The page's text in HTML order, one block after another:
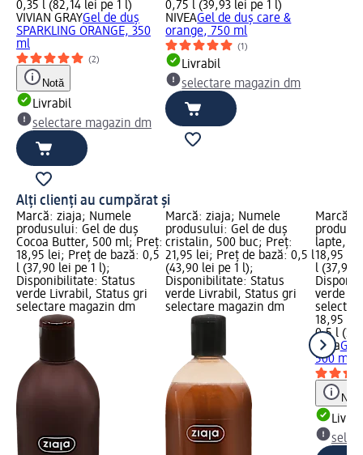
0,35 l (82,14 lei pe 1 l)
VIVIAN GRAYGel de duș
SPARKLING ORANGE, 350
ml
(2)
Notă
Livrabil
selectare magazin dm
0,75 l (39,93 lei pe 1 l)
NIVEAGel de duș care &
orange, 750 ml
(1)
Livrabil
selectare magazin dm
Alți clienți au cumpărat și
Marcă: ziaja; Numele
produsului: Gel de duș
Cocoa Butter, 500 ml; Preț:
18,95 lei; Preț de bază: 0,5
l (37,90 lei pe 1 l);
Disponibilitate: Status
verde Livrabil, Status gri
selectare magazin dm
Marcă: ziaja; Numele
produsului: Gel de duș
cristalin, 500 buc; Preț:
21,95 lei; Preț de bază: 0,5 l
(43,90 lei pe 1 l);
Disponibilitate: Status
verde Livrabil, Status gri
selectare magazin dm
Marcă:
lapte,
18,95
l (37,90
verde
18,95 lei
0,5 l
ziajaGel
500 ml
Notă